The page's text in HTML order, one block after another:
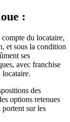
:
du locataire,
et sous la condition
ses
avec franchise
locataire.
des
options retenues
sur les